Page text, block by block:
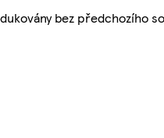
bez předchozího